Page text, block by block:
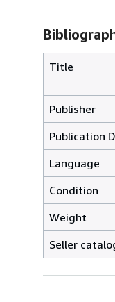
Title
Publisher
Publication
Language
Condition
Weight
Seller